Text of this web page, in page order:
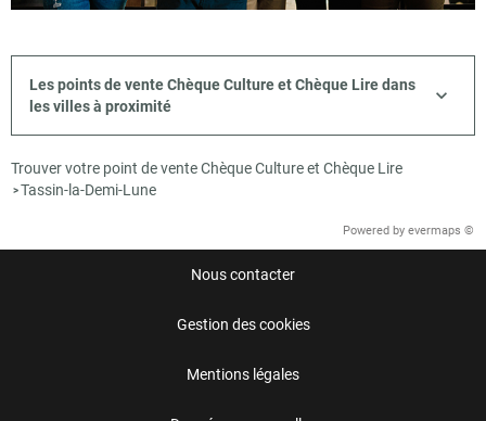
Les points de vente Chèque Culture et Chèque Lire dans
les villes à proximité
Trouver votre point de vente Chèque Culture et Chèque Lire
>Tassin-la-Demi-Lune
Powered by evermaps ©
Nous contacter
Gestion des cookies
Mentions légales